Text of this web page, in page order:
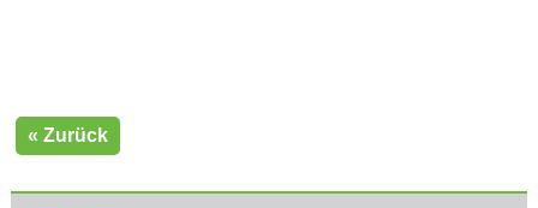
« Zurück